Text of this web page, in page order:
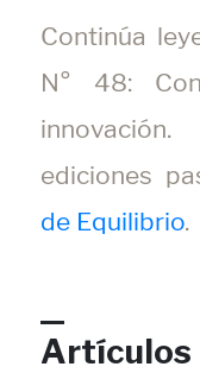
Continúa
N° 48:
ediciones
de Equilibrio.
Artículos